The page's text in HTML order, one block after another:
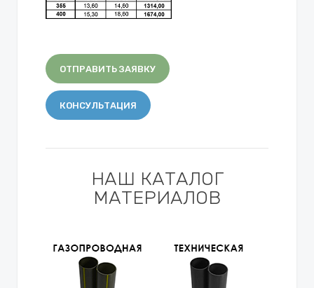
ОТПРАВИТЬ ЗАЯВКУ
КОНСУЛЬТАЦИЯ
НАШ КАТАЛОГ
МАТЕРИАЛОВ